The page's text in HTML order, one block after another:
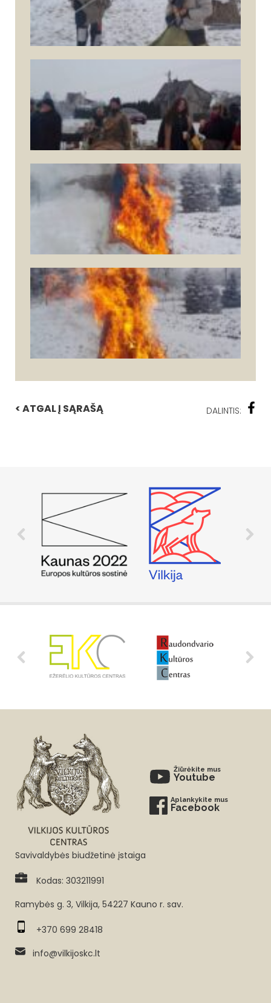
< ATGAL Į SĄRAŠĄ DALINTIS:
Žiūrėkite mus
Youtube
Aplankykite mus
Facebook
Savivaldybės biudžetinė įstaiga
Kodas: 303211991
Ramybės g. 3, Vilkija, 54227 Kauno r. sav.
+370 699 28418
info@vilkijoskc.lt